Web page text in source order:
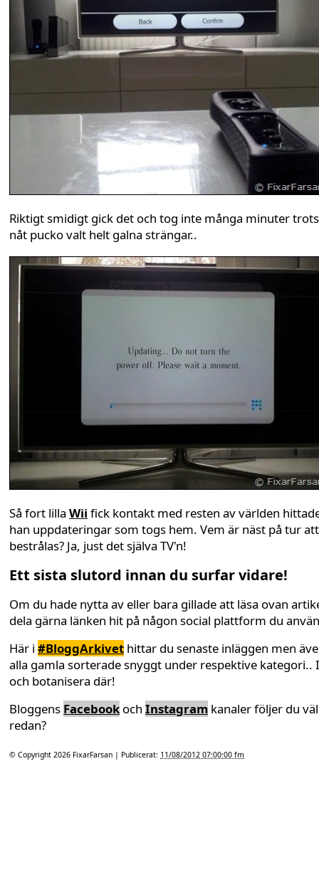
Riktigt smidigt gick det och tog inte många minuter
nåt pucko valt helt galna strängar..
Så fort lilla Wii fick kontakt med resten av världen
han uppdateringar som togs hem. Vem är näst på tur att
bestrålas? Ja, just det själva TV'n!
Ett sista slutord innan du surfar vidare!
Om du hade nytta av eller bara gillade att läsa ovan
dela gärna länken hit på någon social plattform du
Här i #BloggArkivet hittar du senaste inläggen men
alla gamla sorterade snyggt under respektive kategori..
och botanisera där!
Bloggens Facebook och Instagram kanaler följer du väl
redan?
© Copyright 2026 FixarFarsan | Publicerat: 11/08/2012 07:00:00 fm